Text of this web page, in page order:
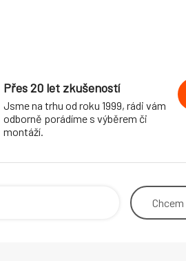
Přes 20 let zkušeností
Jsme na trhu od roku 1999, rádi vám
odborně porádíme s výběrem či
montáží.
Chcem